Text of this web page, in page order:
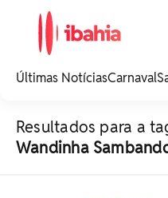
noticias e
Últimas NotíciasCarnaval
Resultados para a
Wandinha